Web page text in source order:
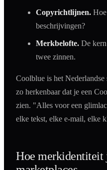
Copyrichtlijnen.
beschrijvingen?
Merkbelofte. De
twee zinnen.
Coolblue is het
zo herkenbaar dat je een
zien. "Alles voor een
elke tekst, elke e-mail, elke
Hoe merkidentiteit